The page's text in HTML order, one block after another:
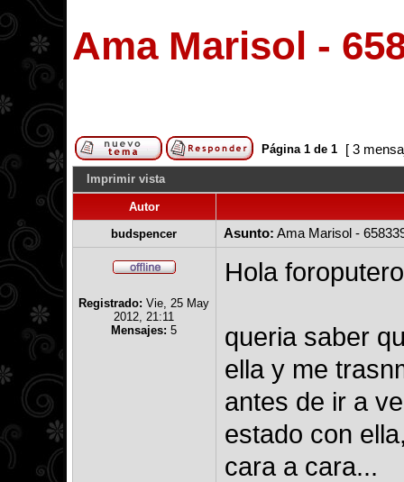
Ama Marisol -
Página 1de 1 [ 3
Imprimir vista
Autor
budspencer
Asunto: Ama Marisol -
Registrado: Vie, 25 May
2012, 21:11
Mensajes: 5
Hola
queria saber
ella y me
antes de ir a
estado con
cara a cara...